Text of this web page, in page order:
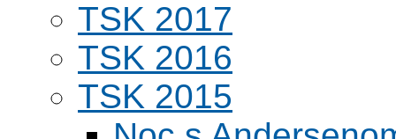
TSK 2017
TSK 2016
TSK 2015